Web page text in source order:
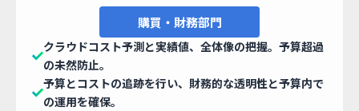
購買・財務部門
クラウドコスト予測と実績値、全体像の把握。予算超過
の未然防止。
予算とコストの追跡を行い、財務的な透明性と予算内で
の運用を確保。